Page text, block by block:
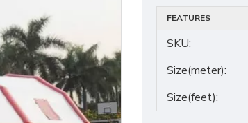
FEATURES
SKU:
Size(meter):
Size(feet):